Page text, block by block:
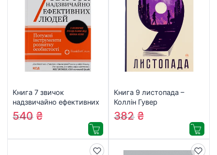
Книга 7 звичок
надзвичайно ефективних
людей – Стівен Кові КСД
(9786171501713)
594₴
540 ₴
Книга 9 листопада –
Коллін Гувер
Видавництво РМ
(9786178248277)
407₴
382 ₴